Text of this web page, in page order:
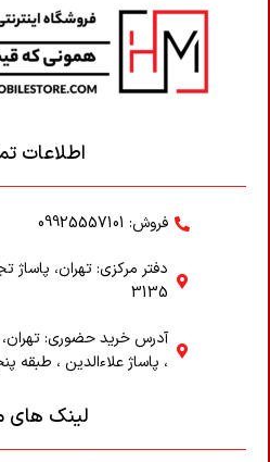
اطلاعات
فروش: 09925557101
3135
آدرس خرید حضوری:
، پاساژ علاء‌الدین ، طبقه
لینک های